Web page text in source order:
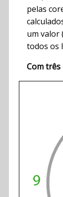
pelas
um valor
todos os
Com